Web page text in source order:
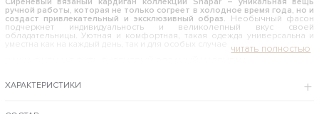
ручной работы, которая не только согреет в холодное время года, но и
создаст привлекательный и эксклюзивный образ. Необычный фасон
подчеркнет индивидуальность и великолепный вкус своей
обладательницы. Уютная и комфортная, такая одежда универсальна и
уместна как на каждый день, так и для особых случаев.
стиля кэжуал – с джинсами, футболками, леггинсами, легкими
ХАРАКТЕРИСТИКИ